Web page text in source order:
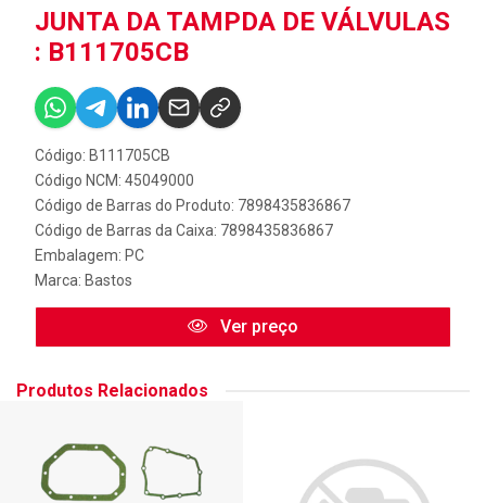
JUNTA DA TAMPDA DE VÁLVULAS
: B111705CB
Código: B111705CB
Código NCM: 45049000
Código de Barras do Produto: 7898435836867
Código de Barras da Caixa: 7898435836867
Embalagem: PC
Marca: Bastos
Ver preço
Produtos Relacionados